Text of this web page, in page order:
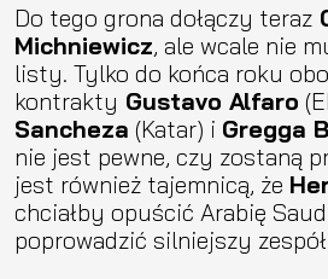
Do tego grona dołączy teraz
Michniewicz, ale wcale nie
listy. Tylko do końca roku
kontrakty Gustavo Alfaro
Sancheza (Katar) i Gregga
nie jest pewne, czy zostaną
jest również tajemnicą, że
chciałby opuścić Arabię
poprowadzić silniejszy